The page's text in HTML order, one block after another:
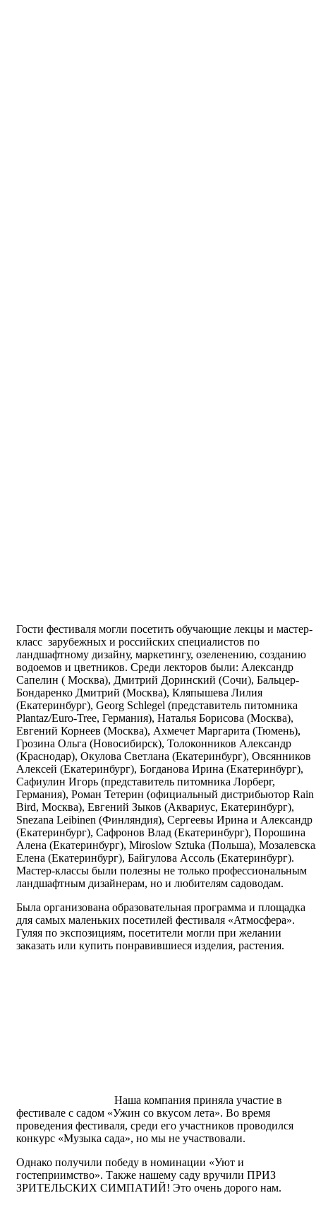
Гости фестиваля могли посетить обучающие лекцы и мастер-
класс зарубежных и российских специалистов по
ландшафтному дизайну, маркетингу, озеленению, созданию
водоемов и цветников. Среди лекторов были: Александр
Сапелин ( Москва), Дмитрий Доринский (Сочи), Бальцер-
Бондаренко Дмитрий (Москва), Кляпышева Лилия
(Екатеринбург), Georg Schlegel (представитель питомника
Plantaz/Euro-Tree, Германия), Наталья Борисова (Москва),
Евгений Корнеев (Москва), Ахмечет Маргарита (Тюмень),
Грозина Ольга (Новосибирск), Толоконников Александр
(Краснодар), Окулова Светлана (Екатеринбург), Овсянников
Алексей (Екатеринбург), Богданова Ирина (Екатеринбург),
Сафиулин Игорь (представитель питомника Лорберг,
Германия), Роман Тетерин (официальный дистрибьютор Rain
Bird, Москва), Евгений Зыков (Аквариус, Екатеринбург),
Snezana Leibinen (Финляндия), Сергеевы Ирина и Александр
(Екатеринбург), Сафронов Влад (Екатеринбург), Порошина
Алена (Екатеринбург), Miroslow Sztuka (Польша),
Елена (Екатеринбург), Байгулова Ассоль (Екатеринбург).
Мастер-классы были полезны не только профессиональным
ландшафтным дизайнерам, но и любителям садоводам.
Была организована образовательная программа и площадка
для самых маленьких посетилей фестиваля «Атмосфера».
Гуляя по экспозициям, посетители могли при желании
заказать или купить понравившиеся изделия, растения.
Наша компания приняла участие в
фестивале с садом «Ужин со вкусом лета». Во время
проведения фестиваля, среди его участников проводился
конкурс «Музыка сада», но мы не участвовали.
Однако получили победу в номинации «Уют и
гостеприимство». Также нашему саду вручили ПРИЗ
ЗРИТЕЛЬСКИХ СИМПАТИЙ! Это очень дорого нам.